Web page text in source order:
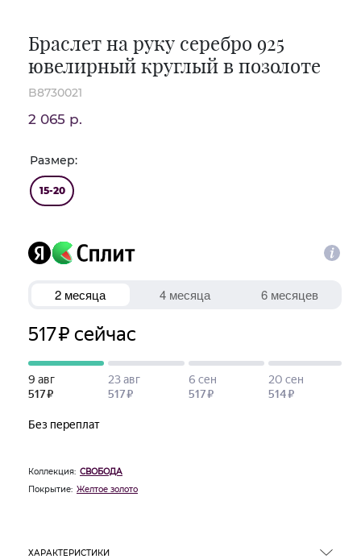
Браслет на руку серебро 925
ювелирный круглый в позолоте
B8730021
2 065 р.
Размер:
15-20
Коллекция: СВОБОДА
Покрытие: Желтое золото
ХАРАКТЕРИСТИКИ